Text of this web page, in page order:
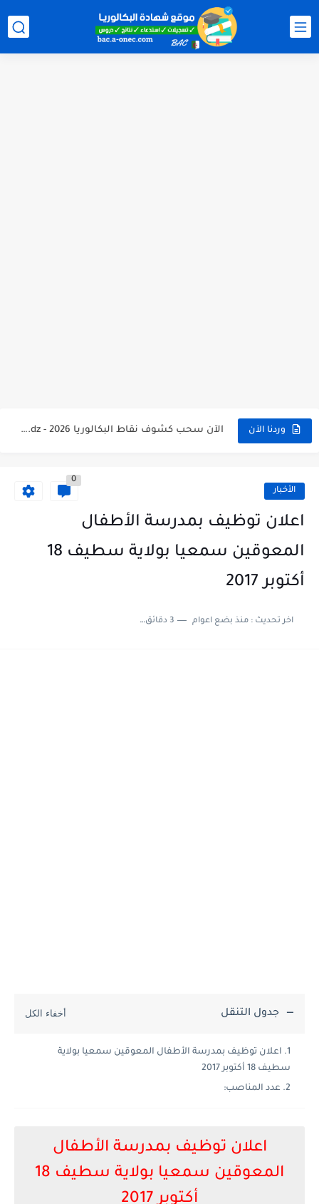
وردنا الآن الآن سحب كشوف نقاط البكالوريا 2026 - bac.onec.dz
موقع سحب كشف نقاط بكالوريا 2026 للناجحين bac.onec.dz الأخبار
0
اعلان توظيف بمدرسة الأطفال
المعوقين سمعيا بولاية سطيف 18
أكتوبر 2017
اخر تحديث :منذ بضع اعوام 3 دقائق للقراءة
جدول التنقل
اعلان توظيف بمدرسة الأطفال المعوقين سمعيا بولاية
سطيف 18 أكتوبر 2017
عدد المناصب:
اعلان توظيف بمدرسة الأطفال
المعوقين سمعيا بولاية سطيف 18
أكتوبر 2017